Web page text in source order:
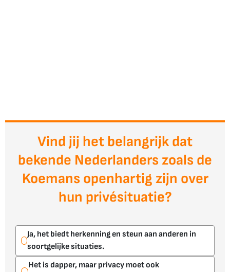
Vind jij het belangrijk dat
bekende Nederlanders zoals de
Koemans openhartig zijn over
hun privésituatie?
Ja, het biedt herkenning en steun aan anderen in
soortgelijke situaties.
Het is dapper, maar privacy moet ook